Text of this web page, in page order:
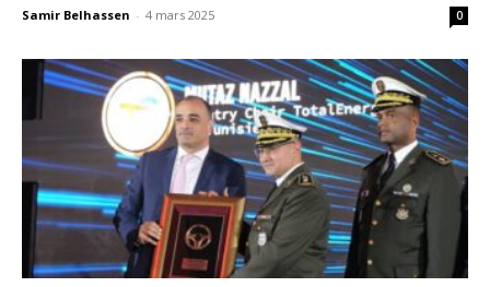
Samir Belhassen - 4 mars 2025 0